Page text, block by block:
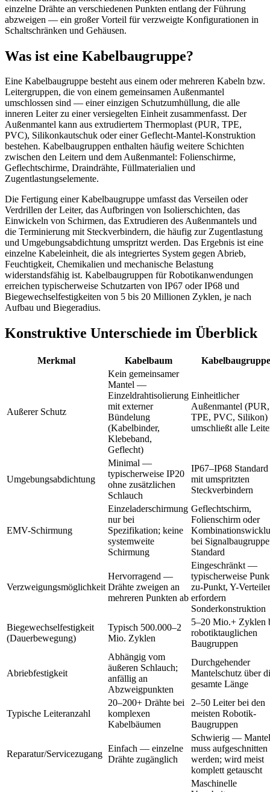
einzelne Drähte an verschiedenen Punkten entlang der Führung
abzweigen — ein großer Vorteil für verzweigte Konfigurationen in
Schaltschränken und Gehäusen.
Was ist eine Kabelbaugruppe?
Eine Kabelbaugruppe besteht aus einem oder mehreren Kabeln bzw.
Leitergruppen, die von einem gemeinsamen Außenmantel
umschlossen sind — einer einzigen Schutzumhüllung, die alle
inneren Leiter zu einer versiegelten Einheit zusammenfasst. Der
Außenmantel kann aus extrudiertem Thermoplast (PUR, TPE,
PVC), Silikonkautschuk oder einer Geflecht-Mantel-Konstruktion
bestehen. Kabelbaugruppen enthalten häufig weitere Schichten
zwischen den Leitern und dem Außenmantel: Folienschirme,
Geflechtschirme, Draindrähte, Füllmaterialien und
Zugentlastungselemente.
Die Fertigung einer Kabelbaugruppe umfasst das Verseilen oder
Verdrillen der Leiter, das Aufbringen von Isolierschichten, das
Einwickeln von Schirmen, das Extrudieren des Außenmantels und
die Terminierung mit Steckverbindern, die häufig zur Zugentlastung
und Umgebungsabdichtung umspritzt werden. Das Ergebnis ist eine
einzelne Kabeleinheit, die als integriertes System gegen Abrieb,
Feuchtigkeit, Chemikalien und mechanische Belastung
widerstandsfähig ist. Kabelbaugruppen für Robotikanwendungen
erreichen typischerweise Schutzarten von IP67 oder IP68 und
Biegewechselfestigkeiten von 5 bis 20 Millionen Zyklen, je nach
Aufbau und Biegeradius.
Konstruktive Unterschiede im Überblick
Merkmal Kabelbaum Kabelbaugruppe
Außerer Schutz
Kein gemeinsamer
Mantel —
Einzeldrahtisolierung
mit externer
Bündelung
(Kabelbinder,
Klebeband,
Geflecht)
Einheitlicher
Außenmantel (PUR,
TPE, PVC, Silikon)
umschließt alle
Umgebungsabdichtung
Minimal —
typischerweise IP20
ohne zusätzlichen
Schlauch
IP67–IP68 Standard
mit umspritzten
Steckverbindern
EMV-Schirmung
Einzeladerschirmung
nur bei
Spezifikation; keine
systemweite
Schirmung
Geflechtschirm,
Folienschirm oder
bei
Standard
Verzweigungsmöglichkeit
Hervorragend —
Drähte zweigen an
mehreren Punkten ab
Eingeschränkt —
typischerweise
zu-Punkt, Y-Verteiler
erfordern
Sonderkonstruktion
Biegewechselfestigkeit
(Dauerbewegung)
Typisch 500.000–2
Mio. Zyklen
5–20 Mio.+ Zyklen
robotiktauglichen
Baugruppen
Abriebfestigkeit
Abhängig vom
äußeren Schlauch;
anfällig an
Abzweigpunkten
Durchgehender
Mantelschutz über
gesamte Länge
Typische Leiteranzahl
20–200+ Drähte bei
komplexen
Kabelbäumen
2–50 Leiter bei den
meisten Robotik-
Baugruppen
Reparatur/Servicezugang
Einfach — einzelne
Drähte zugänglich
Schwierig — Mantel
muss aufgeschnitten
werden; wird meist
komplett getauscht
Maschinelle